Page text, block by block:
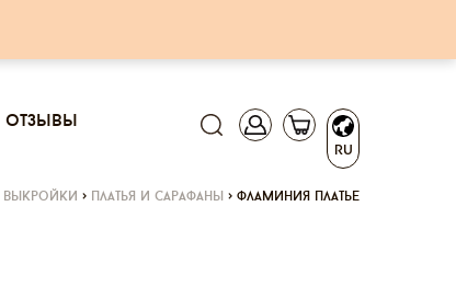
RU
отзывы
выкройки > платья и сарафаны > фламиния платье